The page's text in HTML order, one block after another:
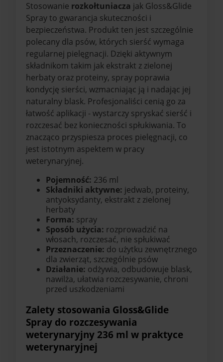
Stosowanie rozkołtuniacza jak Gloss&Glide
Spray to gwarancja skuteczności i
bezpieczeństwa. Produkt ten jest szczególnie
polecany dla psów, których sierść wymaga
regularnej pielęgnacji. Dzięki aktywnym
składnikom takim jak ekstrakt z zielonej
herbaty oraz proteiny, spray poprawia
kondycję sierści, wzmacniając ją i nadając jej
naturalny blask. Profesjonaliści cenią go za
łatwość aplikacji - wystarczy spryskać sierść i
rozczesać bez konieczności spłukiwania. To
znacząco przyspiesza proces pielęgnacji, co
jest istotnym aspektem w pracy
weterynaryjnej.
Pojemność: 236 ml
Składniki aktywne: jedwab, proteiny,
antyoksydanty, ekstrakt z zielonej
herbaty
Forma: spray
Sposób użycia: rozprowadzić na
włosach, rozczesać, nie spłukiwać
Przeznaczenie: do użytku zewnętrznego
dla zwierząt, szczególnie psów
Działanie: odżywia, odbudowuje blask,
nawilża, ułatwia rozczesywanie, chroni
przed uszkodzeniami
Zalety stosowania Gloss&Glide
Spray do rozczesywania
weterynaryjny 236 ml w praktyce
weterynaryjnej